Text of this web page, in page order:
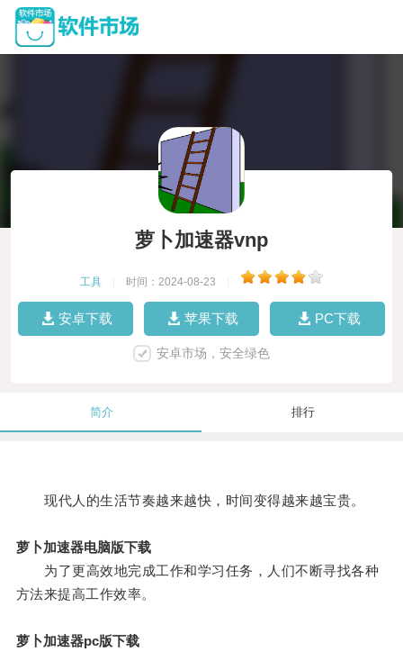
萝卜加速器vnp
工具 时间：2024-08-23
安卓下载 苹果下载 PC下载
安卓市场，安全绿色
简介 排行
现代人的生活节奏越来越快，时间变得越来越宝贵。
萝卜加速器电脑版下载
为了更高效地完成工作和学习任务，人们不断寻找各种
方法来提高工作效率。
萝卜加速器pc版下载